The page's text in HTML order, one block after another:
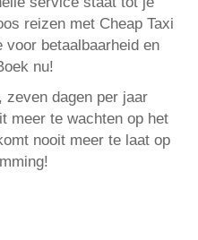
reizen met Cheap Taxi
betaalbaarheid en
nu!
dagen per jaar
meer te wachten op het
nooit meer te laat op